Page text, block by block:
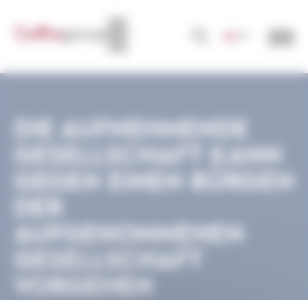
DIE AUFNEHMENDE
GESELLSCHAFT KANN
GEGEN EINEN BÜRGEN
AUFGENOMMENEN
GESELLSCHAFT
VORGEHEN